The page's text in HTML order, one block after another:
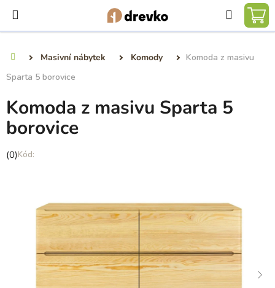
obsah
Hledat
Masivní nábytek Komody
Komoda z masivu
Sparta 5 borovice
Komoda z masivu Sparta 5
borovice
Průměrné
(0)